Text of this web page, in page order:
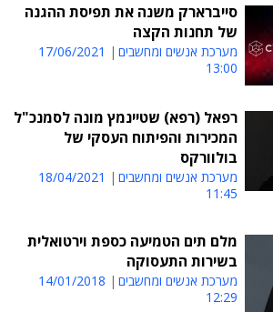
סייברארק משנה את תפיסת ההגנה
של תחנות הקצה
מערכת אנשים ומחשבים
17/06/2021
13:00
רפאל (רפא) שטיינמץ מונה לסמנכ"ל
המכירות והפיתוח העסקי של
בולוורקס
מערכת אנשים ומחשבים
18/04/2021
11:45
מלם תים הטמיעה כספת וירטואלית
בשירות התעסוקה
מערכת אנשים ומחשבים
14/01/2018
12:29